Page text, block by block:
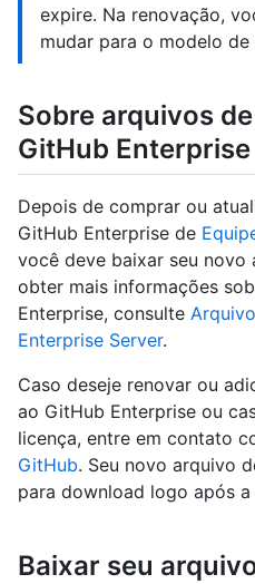
expire. Na renovação,
mudar para o modelo
Sobre arquivos
GitHub Enterprise
Depois de comprar ou
GitHub Enterprise de
você deve baixar seu novo
obter mais informações
Enterprise, consulte
Enterprise Server.
Caso deseje renovar ou
ao GitHub Enterprise ou
licença, entre em contato
GitHub. Seu novo arquivo
para download logo após
Baixar seu